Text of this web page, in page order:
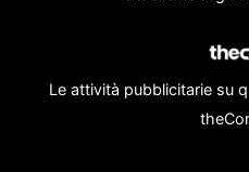
Le attività pubblicitarie su